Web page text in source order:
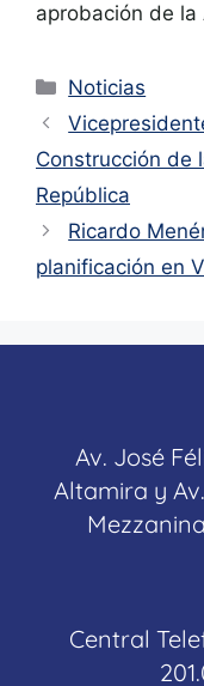
aprobación de la
Noticias
Construcción de
República
Ricardo
planificación en
Av. José
Altamira y
Central